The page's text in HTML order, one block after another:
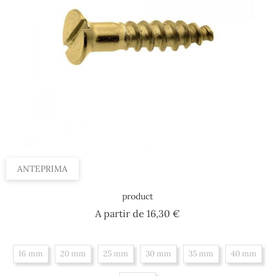
ANTEPRIMA
product
A partir de 16,30 €Prezzo
16 mm 20 mm 25 mm 30 mm 35 mm 40 mm